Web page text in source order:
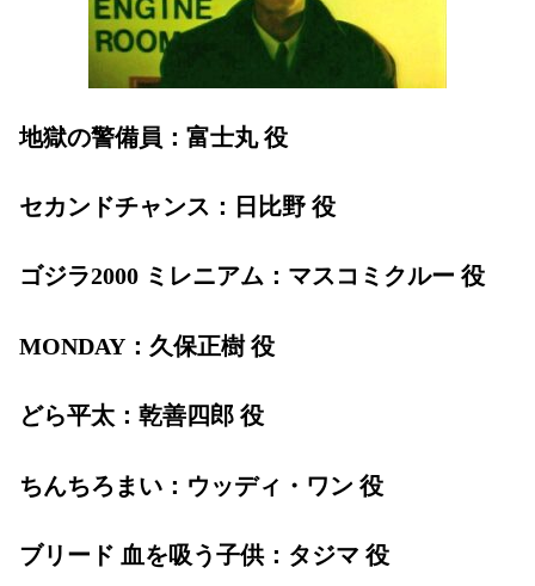
地獄の警備員：富士丸 役
セカンドチャンス：日比野 役
ゴジラ2000 ミレニアム：マスコミクルー 役
MONDAY：久保正樹 役
どら平太：乾善四郎 役
ちんちろまい：ウッディ・ワン 役
ブリード 血を吸う子供：タジマ 役